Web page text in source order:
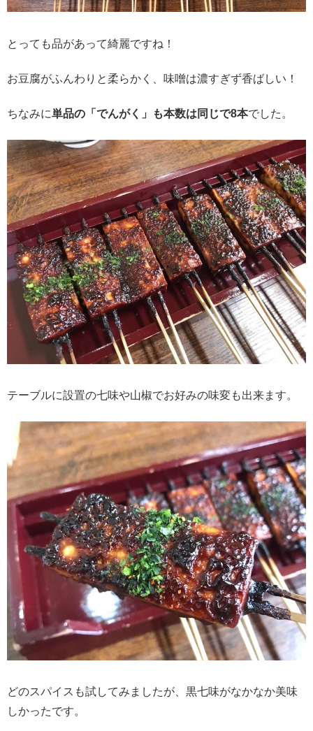
とっても品があって綺麗ですね！
お豆腐がふんわりと柔らかく、味噌は濃すぎず香ばしい！
ちなみに単品の「でんがく」も本数は同じで8本でした。
テーブルに設置の七味や山椒でお好みの味変も出来ます。
どのスパイスも試してみましたが、黒七味がなかなか美味
しかったです。